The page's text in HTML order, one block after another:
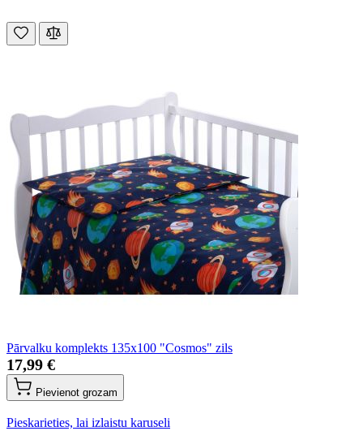
Pārvalku komplekts 135x100 "Cosmos" zils
17,99 €
Pievienot grozam
Pieskarieties, lai izlaistu karuseli